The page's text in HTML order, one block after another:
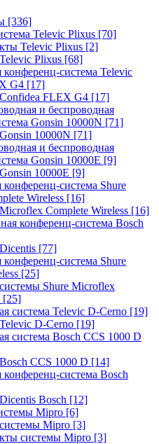
[336]
Televic Plixus [70]
Televic Plixus [2]
Plixus [68]
конференц-система Televic
G4 [17]
FLEX G4 [17]
и беспроводная
Gonsin 10000N [71]
10000N [71]
и беспроводная
Gonsin 10000E [9]
10000E [9]
конференц-система Shure
Wireless [16]
Complete Wireless [16]
конференц-система Bosch
[77]
конференц-система Shure
[25]
Shure Microflex
[25]
система Televic D-Cerno [19]
D-Cerno [19]
система Bosch CCS 1000 D
CCS 1000 D [14]
конференц-система Bosch
Bosch [12]
Mipro [6]
Mipro [3]
системы Mipro [3]